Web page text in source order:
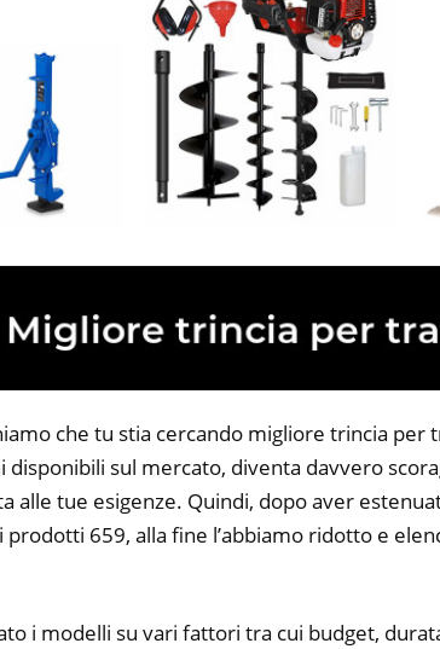
che tu stia cercando migliore trincia per
disponibili sul mercato, diventa davvero
alle tue esigenze. Quindi, dopo aver
659, alla fine l’abbiamo ridotto e
i modelli su vari fattori tra cui budget,